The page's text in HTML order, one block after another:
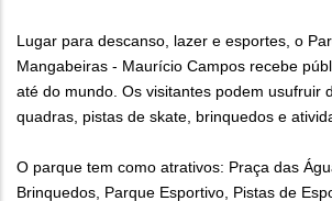
Lugar para descanso, lazer e esportes, o
Mangabeiras - Maurício Campos recebe
até do mundo. Os visitantes podem usufruir
quadras, pistas de skate, brinquedos e
O parque tem como atrativos: Praça das
Brinquedos, Parque Esportivo, Pistas de